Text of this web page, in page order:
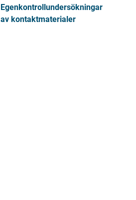
Egenkontrollundersökningar
av kontaktmaterialer